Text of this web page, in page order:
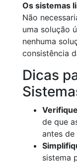
Os sistemas
Não
uma solução
nenhuma
consistência
Dicas
de que
antes de
sistema